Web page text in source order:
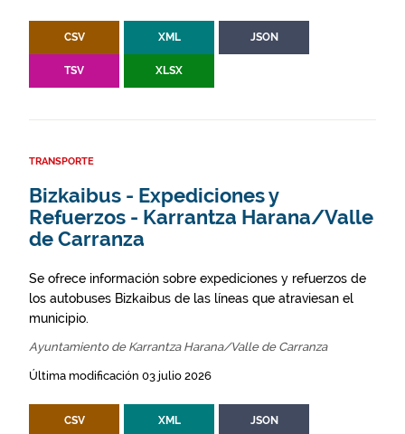
CSV XML JSON
TSV XLSX
TRANSPORTE
Bizkaibus - Expediciones y
Refuerzos - Karrantza Harana/Valle
de Carranza
Se ofrece información sobre expediciones y refuerzos de
los autobuses Bizkaibus de las líneas que atraviesan el
municipio.
Ayuntamiento de Karrantza Harana/Valle de Carranza
Última modificación 03 julio 2026
CSV XML JSON